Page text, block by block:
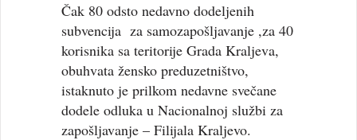
Čak 80 odsto nedavno dodeljenih
subvencija za samozapošljavanje ,za 40
korisnika sa teritorije Grada Kraljeva,
obuhvata žensko preduzetništvo,
istaknuto je prilkom nedavne svečane
dodele odluka u Nacionalnoj službi za
zapošljavanje – Filijala Kraljevo.